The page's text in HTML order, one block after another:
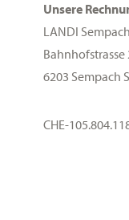
Unsere
LANDI
Bahnhofstrasse
6203 Sempach
CHE-